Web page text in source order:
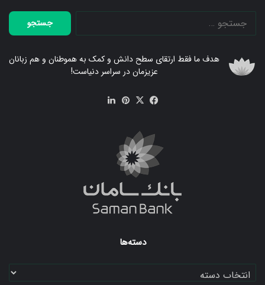
جستجو
برای:
هدف ما فقط ارتقای سطح دانش و کمک به هموطنان و هم زبانان
عزیزمان در سراسر دنیاست!
فیسX ‫پین‌ترست
دسته‌ها
دسته‌ها